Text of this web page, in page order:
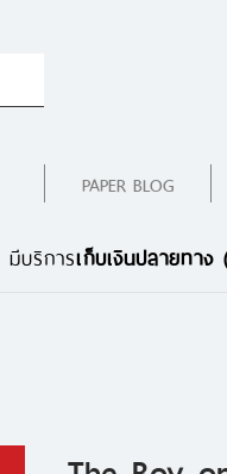
PAPER BLOG
มีบริการเก็บเงินปลายทาง